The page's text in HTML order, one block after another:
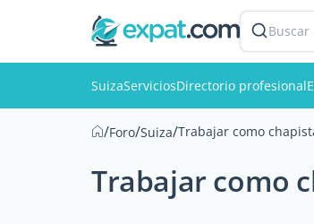
Buscar
SuizaServiciosDirectorio profesional
/Foro/Suiza/Trabajar como
Trabajar como